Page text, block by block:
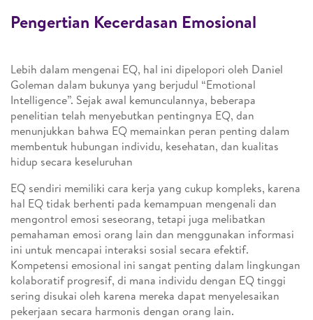
Pengertian Kecerdasan Emosional
Lebih dalam mengenai EQ, hal ini dipelopori oleh Daniel
Goleman dalam bukunya yang berjudul “Emotional
Intelligence”. Sejak awal kemunculannya, beberapa
penelitian telah menyebutkan pentingnya EQ, dan
menunjukkan bahwa EQ memainkan peran penting dalam
membentuk hubungan individu, kesehatan, dan kualitas
hidup secara keseluruhan
EQ sendiri memiliki cara kerja yang cukup kompleks, karena
hal EQ tidak berhenti pada kemampuan mengenali dan
mengontrol emosi seseorang, tetapi juga melibatkan
pemahaman emosi orang lain dan menggunakan informasi
ini untuk mencapai interaksi sosial secara efektif.
Kompetensi emosional ini sangat penting dalam lingkungan
kolaboratif progresif, di mana individu dengan EQ tinggi
sering disukai oleh karena mereka dapat menyelesaikan
pekerjaan secara harmonis dengan orang lain.